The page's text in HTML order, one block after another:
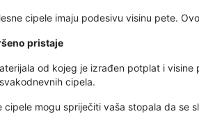
cipele imaju podesivu visinu pete.
pristaje
od kojeg je izrađen potplat i
cipela.
cipele mogu spriječiti vaša stopala da se